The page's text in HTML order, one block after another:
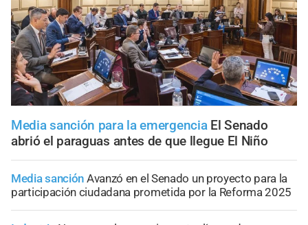
Media sanción para la emergencia El Senado
abrió el paraguas antes de que llegue El Niño
Media sanción Avanzó en el Senado un proyecto para la
participación ciudadana prometida por la Reforma 2025